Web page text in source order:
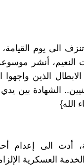
الى يوم
النعيم، أنشر
الذين واجهوا
الشهادة بين
الله}
الى إعدام